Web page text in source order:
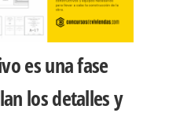
es una fase
los detalles y